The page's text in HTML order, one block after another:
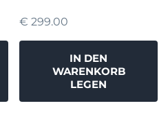
€ 299.00
IN DEN
WARENKORB
LEGEN